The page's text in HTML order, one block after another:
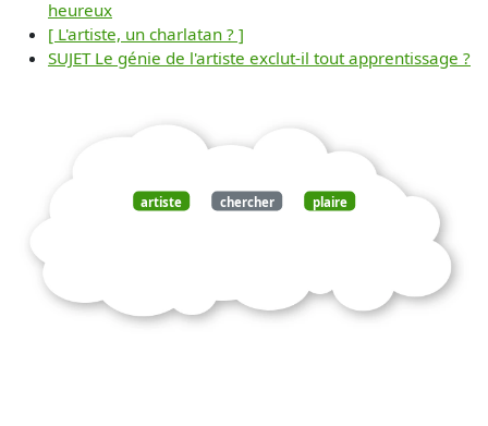
heureux
[ L'artiste, un charlatan ? ]
SUJET Le génie de l'artiste exclut-il tout apprentissage ?
artiste chercher plaire